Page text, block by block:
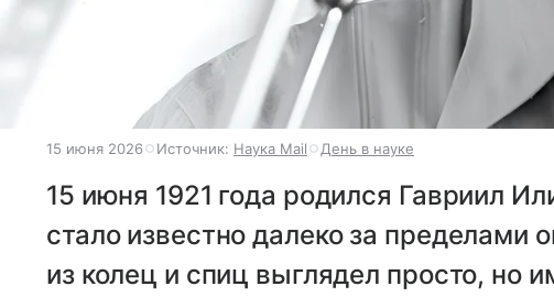
15 июня 2026 Источник: Наука Mail День в науке
15 июня 1921 года родился Гавриил
стало известно далеко за пределами
из колец и спиц выглядел просто, но